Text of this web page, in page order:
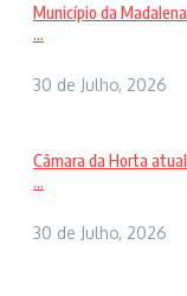
Município da
...
30 de Julho, 2026
Câmara da Horta
...
30 de Julho, 2026